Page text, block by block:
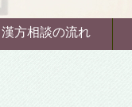
漢方相談の流れ